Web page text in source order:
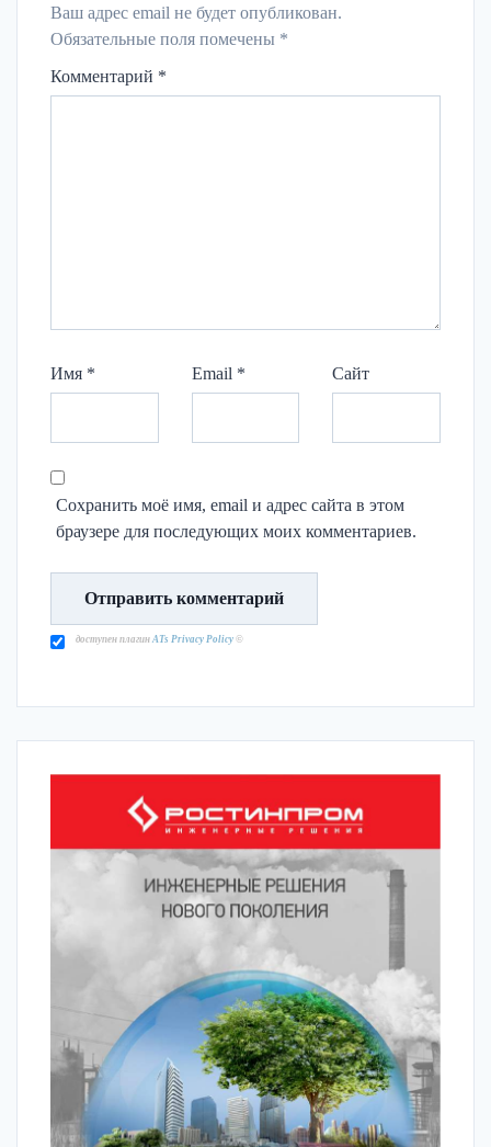
Ваш адрес email не будет опубликован.
Обязательные поля помечены *
Комментарий *
Имя * Email * Сайт
Сохранить моё имя, email и адрес сайта в этом
браузере для последующих моих комментариев.
доступен плагин ATs Privacy Policy ©